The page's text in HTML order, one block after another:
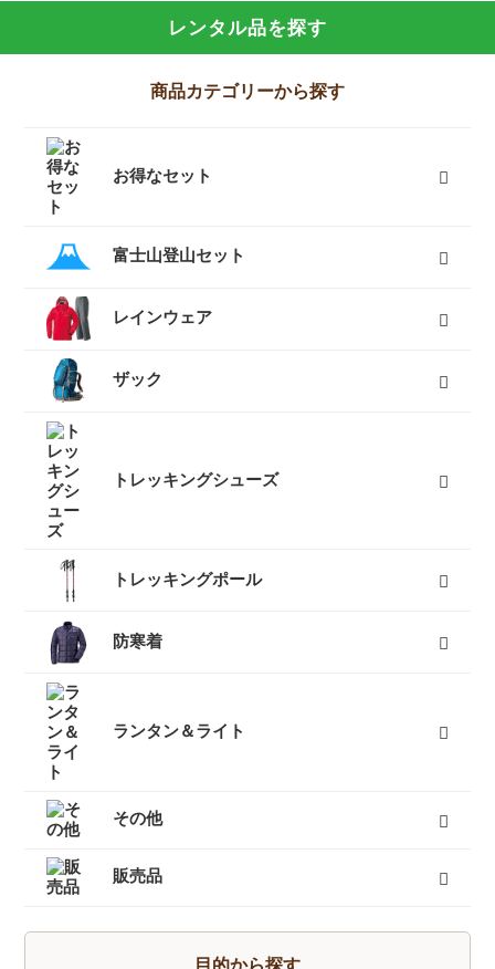
レンタル品を探す
商品カテゴリーから探す
お得なセット
富士山登山向けセット
キャンプセット
登山セット
フェスセット
スノースポーツセット
スノーギアセット
屋久島向けセット
ツーリングセット
レジャーセット
すべて 富士山登山セット
富士山登山セット一覧
富士山登山のおすすめセット情報
富士山登山初心者お役立ち情報
富士山登山の服装・ファッション
富士山登山の装備・持ち物
富士山登山経験者の声・アドバイス
富士山登山体験レポート
富士山登山利用者からの手紙
レインウェア
レディースレインウェア
メンズレインウェア
キッズレインウェア
ポンチョ
アンブレラ（傘）
すべて ザック
50L以上ザック
50L未満ザック（レディース）
50L未満ザック（メンズ）
キッズ用ザック
ベビーキャリア
ザックカバー
バックカントリーザック
トラベルバッグ
すべて
トレッキングシューズ
レディーストレッキングシューズ
メンズトレッキングシューズ
キッズトレッキングシューズ
沢靴
スノーブーツ（雪山登山靴）
トレッキングソックス
すべて トレッキングポール
３つ折りタイプ
レバーロックタイプ
ツイストロックタイプ
すべて 防寒着
インナーダウン
ダウンジャケット
ダウンパンツ
ダウンコート
フリース
キッズ用ダウン
テントシューズ
マフラー
すべて
ランタン＆ライト
燃料式ランタン
ガス式ランタン
電池式ランタン
ヘッドランプ
ランタンポール
すべて その他
キャリーカート
チェア（椅子）
スパッツ（ゲイター）
サポートタイツ
防寒タイツ
スカート
ヘルメット
ハーネス
クーラーボックス
天体望遠鏡
双眼鏡
コンパス
GPS
時計
ヒーター
ボトル
トレッキンググローブ
サングラス
帽子
トレッキングパンツ
ハイドレーション
ソーラーチャージャー
カヤック
自転車
熊よけ・熊撃退
すべて 販売品
トレッキングソックス
燃料
酸素缶
帽子
手袋
ハイドレーション
そらのしたオリジナルＴシャツ
すべて
目的から探す